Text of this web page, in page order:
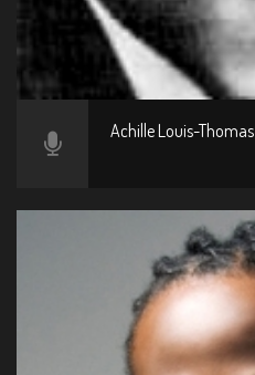
Achille Louis-Thomas